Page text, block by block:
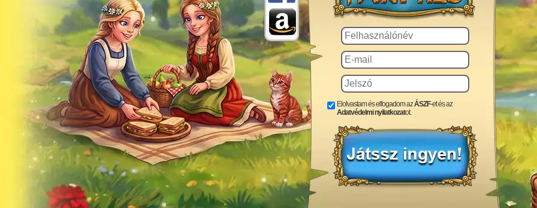
Elolvastam és elfogadom azÁSZF-et és az
Adatvédelmi nyilatkozatot.